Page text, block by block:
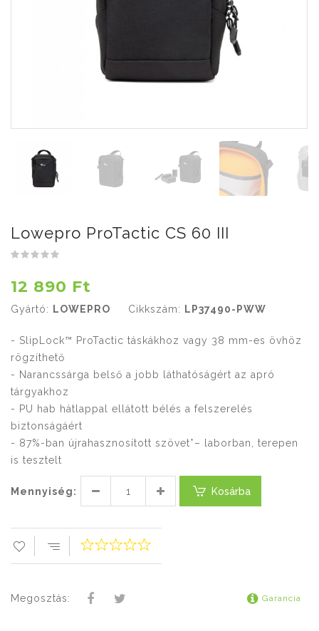
Lowepro ProTactic CS 60 III
12 890 Ft
Gyártó: LOWEPRO Cikkszám: LP37490-PWW
- SlipLock™ ProTactic táskákhoz vagy 38 mm-es övhöz
rögzíthető
- Narancssárga belső a jobb láthatóságért az apró
tárgyakhoz
- PU hab hátlappal ellátott bélés a felszerelés
biztonságáért
- 87%-ban újrahasznosított szövet*– laborban, terepen
is tesztelt
Mennyiség: Kosárba
Megosztás: Garancia